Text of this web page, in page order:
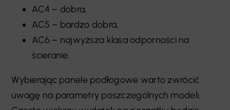
AC4 – dobra,
AC5 – bardzo dobra,
AC6 – najwyższa klasa odporności na
ścieranie.
Wybierając panele podłogowe warto zwrócić
uwagę na parametry poszczególnych modeli.